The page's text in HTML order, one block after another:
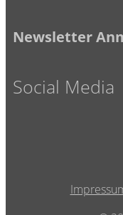
Newsletter
Social Media